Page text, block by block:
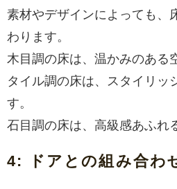
素材やデザインによっても、
わります。
木目調の床は、温かみのある
タイル調の床は、スタイリッ
す。
石目調の床は、高級感あふれ
4: ドアとの組み合わ